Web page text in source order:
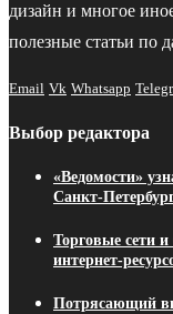
дизайн и многое
полезные статьи по
Email Vk Whatsapp
Выбор редактора
«Ведомости»
Санкт-
Торговые сети
интернет-
Потрясающий